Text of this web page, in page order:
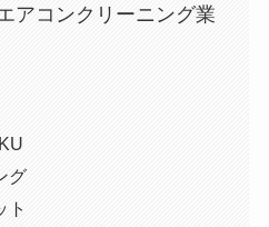
アコンクリーニング業
グ
ト